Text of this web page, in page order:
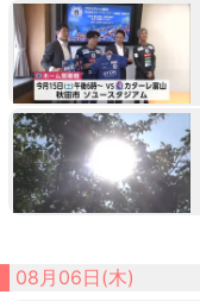
08月06日(木)